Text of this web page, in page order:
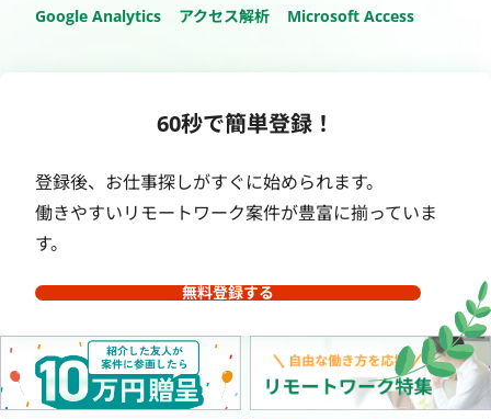
Google Analytics
アクセス解析 Microsoft Access
60秒で簡単登録！
登録後、お仕事探しがすぐに始められます。
働きやすいリモートワーク案件が豊富に揃っていま
す。
無料登録する